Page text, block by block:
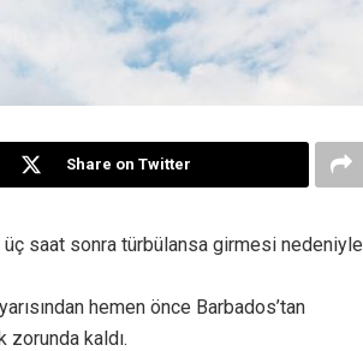
Share on Twitter
üç saat sonra türbülansa girmesi nedeniyle
hemen önce Barbados’tan
zorunda kaldı.